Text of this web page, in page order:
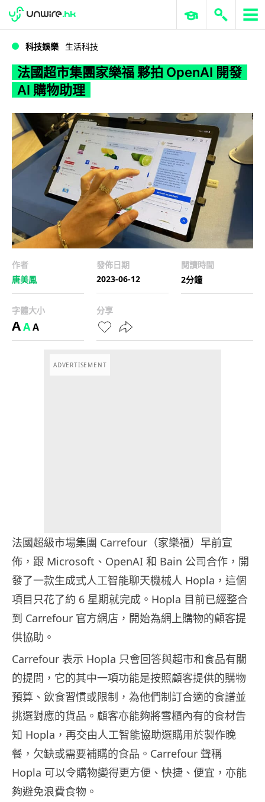
WWDC 2026 ERP 與商業 AI
科技娛樂 生活科技
法國超市集團家樂福 夥拍 OpenAI 開發
AI 購物助理
作者
唐美鳳
發佈日期
2023-06-12
閱讀時間
2分鐘
字體大小
AAA
分享
ADVERTISEMENT
法國超級市場集團 Carrefour（家樂福）早前宣
佈，跟 Microsoft、OpenAI 和 Bain 公司合作，開
發了一款生成式人工智能聊天機械人 Hopla，這個
項目只花了約 6 星期就完成。Hopla 目前已經整合
到 Carrefour 官方網店，開始為網上購物的顧客提
供協助。
Carrefour 表示 Hopla 只會回答與超市和食品有關
的提問，它的其中一項功能是按照顧客提供的購物
預算、飲食習慣或限制，為他們制訂合適的食譜並
挑選對應的貨品。顧客亦能夠將雪櫃內有的食材告
知 Hopla，再交由人工智能協助選購用於製作晚
餐，欠缺或需要補購的食品。Carrefour 聲稱
Hopla 可以令購物變得更方便、快捷、便宜，亦能
夠避免浪費食物。